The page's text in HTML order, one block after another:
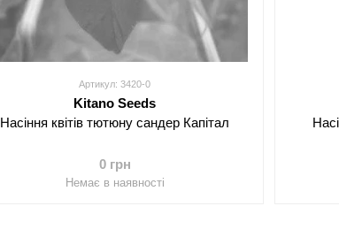
Артикул: 3420-0
Kitano Seeds
Насіння квітів тютюну сандер Капітал
0 грн
Немає в наявності